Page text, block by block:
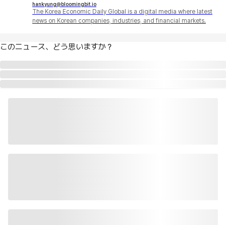
hankyung@bloomingbit.io
The Korea Economic Daily Global is a digital media where latest
news on Korean companies, industries, and financial markets.
このニュース、どう思いますか？